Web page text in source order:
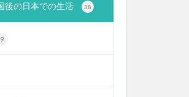
後の日本での生活 38
9